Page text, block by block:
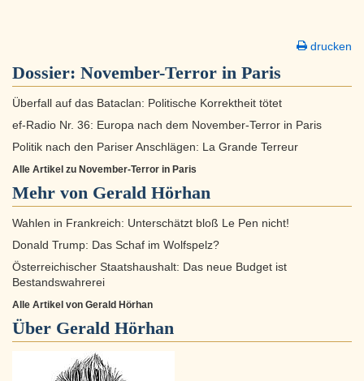
drucken
Dossier: November-Terror in Paris
Überfall auf das Bataclan: Politische Korrektheit tötet
ef-Radio Nr. 36: Europa nach dem November-Terror in Paris
Politik nach den Pariser Anschlägen: La Grande Terreur
Alle Artikel zu November-Terror in Paris
Mehr von Gerald Hörhan
Wahlen in Frankreich: Unterschätzt bloß Le Pen nicht!
Donald Trump: Das Schaf im Wolfspelz?
Österreichischer Staatshaushalt: Das neue Budget ist
Bestandswahrerei
Alle Artikel von Gerald Hörhan
Über Gerald Hörhan